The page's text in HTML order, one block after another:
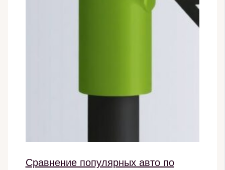
Сравнение популярных авто по